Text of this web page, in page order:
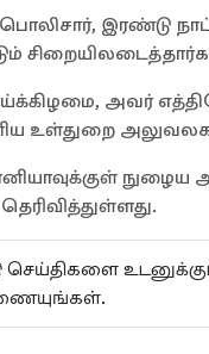
பொலிசார், இரண்டு
அவர்
உள்துறை
செய்திகளை